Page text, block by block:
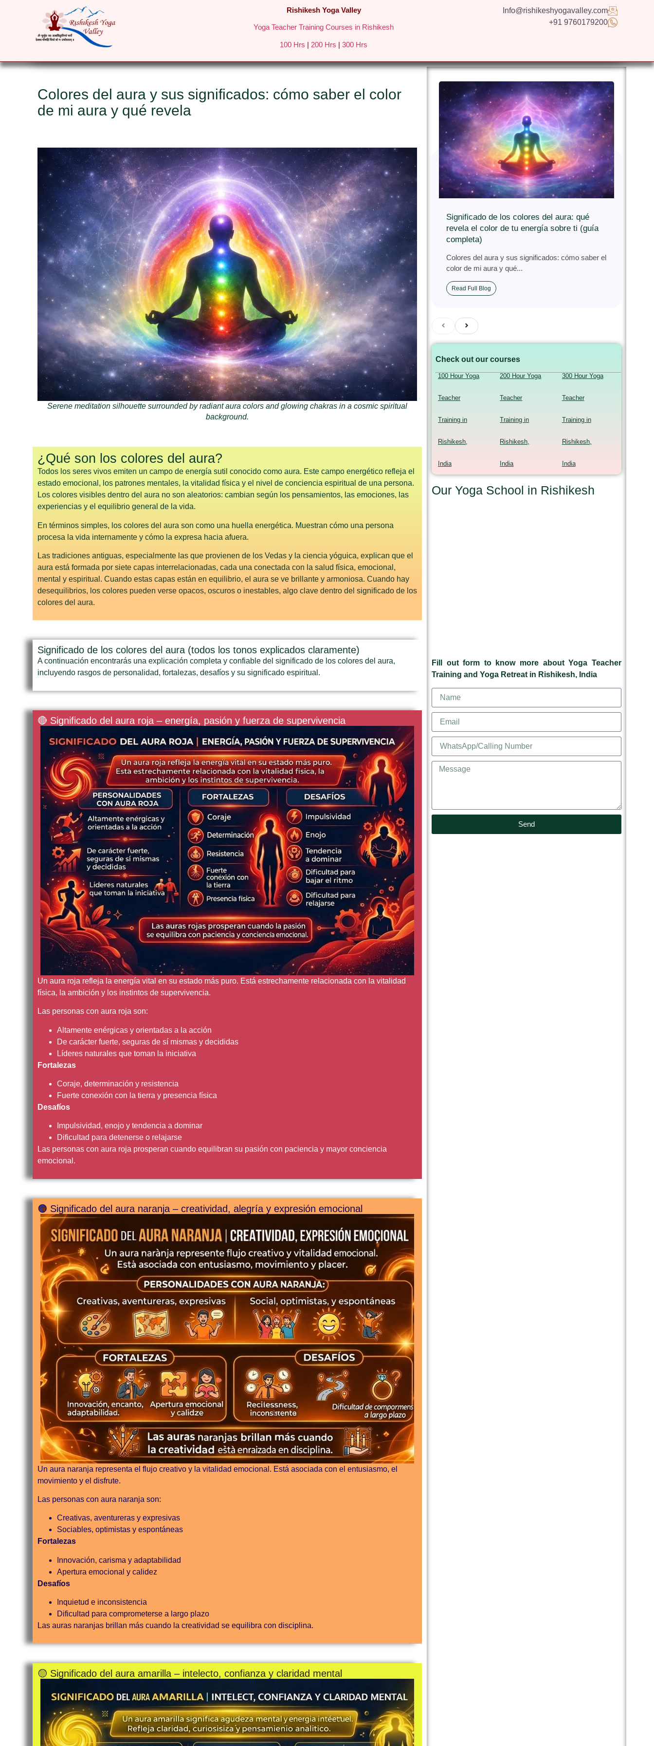
Rishikesh Yoga Valley
Yoga Teacher Training Courses in Rishikesh
100 Hrs | 200 Hrs |300 Hrs
Info@rishikeshyogavalley.com
+91 9760179200
HOME ABOUT
Colores del aura y sus significados: cómo saber el color
de mi aura y qué revela
Serene meditation silhouette surrounded by radiant aura colors and glowing chakras in a cosmic spiritual
background.
¿Qué son los colores del aura?
Todos los seres vivos emiten un campo de energía sutil conocido como aura. Este campo energético refleja el
estado emocional, los patrones mentales, la vitalidad física y el nivel de conciencia espiritual de una persona.
Los colores visibles dentro del aura no son aleatorios: cambian según los pensamientos, las emociones, las
experiencias y el equilibrio general de la vida.
En términos simples, los colores del aura son como una huella energética. Muestran cómo una persona
procesa la vida internamente y cómo la expresa hacia afuera.
Las tradiciones antiguas, especialmente las que provienen de los Vedas y la ciencia yóguica, explican que el
aura está formada por siete capas interrelacionadas, cada una conectada con la salud física, emocional,
mental y espiritual. Cuando estas capas están en equilibrio, el aura se ve brillante y armoniosa. Cuando hay
desequilibrios, los colores pueden verse opacos, oscuros o inestables, algo clave dentro del significado de los
colores del aura.
Significado de los colores del aura (todos los tonos explicados claramente)
A continuación encontrarás una explicación completa y confiable del significado de los colores del aura,
incluyendo rasgos de personalidad, fortalezas, desafíos y su significado espiritual.
🔴 Significado del aura roja – energía, pasión y fuerza de supervivencia
Un aura roja refleja la energía vital en su estado más puro. Está estrechamente relacionada con la vitalidad
física, la ambición y los instintos de supervivencia.
Las personas con aura roja son:
Altamente enérgicas y orientadas a la acción
De carácter fuerte, seguras de sí mismas y decididas
Líderes naturales que toman la iniciativa
Fortalezas
Coraje, determinación y resistencia
Fuerte conexión con la tierra y presencia física
Desafíos
Impulsividad, enojo y tendencia a dominar
Dificultad para detenerse o relajarse
Las personas con aura roja prosperan cuando equilibran su pasión con paciencia y mayor conciencia
emocional.
🟠 Significado del aura naranja – creatividad, alegría y expresión emocional
Un aura naranja representa el flujo creativo y la vitalidad emocional. Está asociada con el entusiasmo, el
movimiento y el disfrute.
Las personas con aura naranja son:
Creativas, aventureras y expresivas
Sociables, optimistas y espontáneas
Fortalezas
Innovación, carisma y adaptabilidad
Apertura emocional y calidez
Desafíos
Inquietud e inconsistencia
Dificultad para comprometerse a largo plazo
Las auras naranjas brillan más cuando la creatividad se equilibra con disciplina.
🟡 Significado del aura amarilla – intelecto, confianza y claridad mental
Significado de los colores del aura: qué
revela el color de tu energía sobre ti (guía
completa)
Colores del aura y sus significados: cómo saber el
color de mi aura y qué...
Read Full Blog
Check out our courses
100 Hour Yoga
Teacher
Training in
Rishikesh,
India
200 Hour Yoga
Teacher
Training in
Rishikesh,
India
300 Hour Yoga
Teacher
Training in
Rishikesh,
India
Our Yoga School in Rishikesh
Fill out form to know more about Yoga Teacher
Training and Yoga Retreat in Rishikesh, India
Send